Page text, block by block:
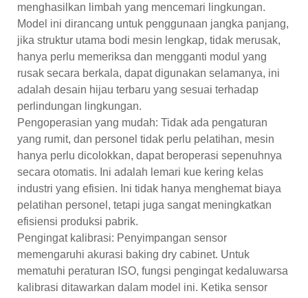
menghasilkan limbah yang mencemari lingkungan.
Model ini dirancang untuk penggunaan jangka panjang,
jika struktur utama bodi mesin lengkap, tidak merusak,
hanya perlu memeriksa dan mengganti modul yang
rusak secara berkala, dapat digunakan selamanya, ini
adalah desain hijau terbaru yang sesuai terhadap
perlindungan lingkungan.
Pengoperasian yang mudah: Tidak ada pengaturan
yang rumit, dan personel tidak perlu pelatihan, mesin
hanya perlu dicolokkan, dapat beroperasi sepenuhnya
secara otomatis. Ini adalah lemari kue kering kelas
industri yang efisien. Ini tidak hanya menghemat biaya
pelatihan personel, tetapi juga sangat meningkatkan
efisiensi produksi pabrik.
Pengingat kalibrasi: Penyimpangan sensor
memengaruhi akurasi baking dry cabinet. Untuk
mematuhi peraturan ISO, fungsi pengingat kedaluwarsa
kalibrasi ditawarkan dalam model ini. Ketika sensor